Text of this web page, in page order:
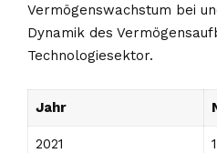
Vermögenswachstum bei
Dynamik des
Technologiesektor.
Jahr
2021